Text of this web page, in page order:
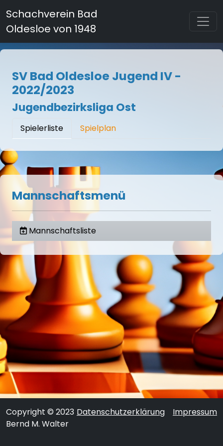
Schachverein Bad
Oldesloe von 1948
SV Bad Oldesloe Jugend IV -
2022/2023
Jugendbezirksliga Ost
Spielerliste Spielplan
Mannschaftsmenü
Mannschaftsliste
Copyright © 2023
Bernd M. Walter
Datenschutzerklärung Impressum